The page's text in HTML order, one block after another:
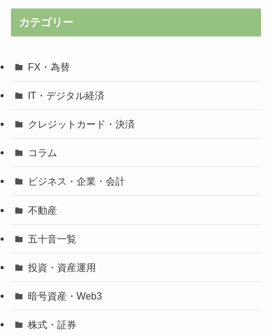
カテゴリー
FX・為替
IT・デジタル経済
クレジットカード・決済
コラム
ビジネス・企業・会計
不動産
五十音一覧
投資・資産運用
暗号資産・Web3
株式・証券